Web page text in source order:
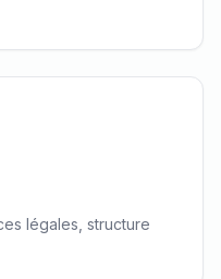
légales, structure